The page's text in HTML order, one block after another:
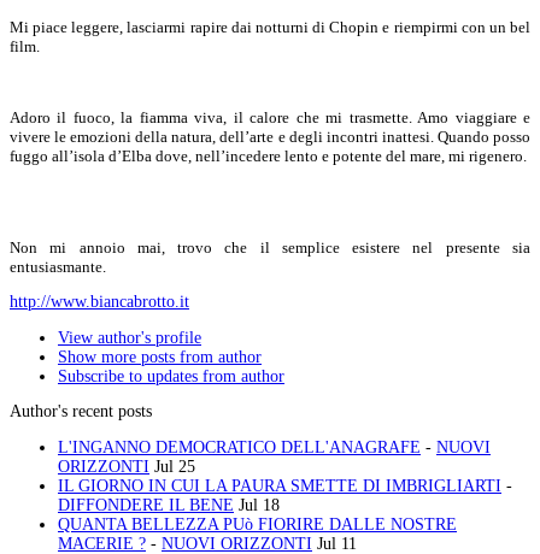
Mi piace leggere, lasciarmi rapire dai notturni di Chopin e riempirmi con un bel
film.
Adoro il fuoco, la fiamma viva, il calore che mi trasmette. Amo viaggiare e
vivere le emozioni della natura, dell’arte e degli incontri inattesi. Quando posso
fuggo all’isola d’Elba dove, nell’incedere lento e potente del mare, mi rigenero.
Non mi annoio mai, trovo che il semplice esistere nel presente sia
entusiasmante.
http://www.biancabrotto.it
View author's profile
Show more posts from author
Subscribe to updates from author
Author's recent posts
L'INGANNO DEMOCRATICO DELL'ANAGRAFE - NUOVI
ORIZZONTI Jul 25
IL GIORNO IN CUI LA PAURA SMETTE DI IMBRIGLIARTI -
DIFFONDERE IL BENE Jul 18
QUANTA BELLEZZA PUò FIORIRE DALLE NOSTRE
MACERIE ? - NUOVI ORIZZONTI Jul 11